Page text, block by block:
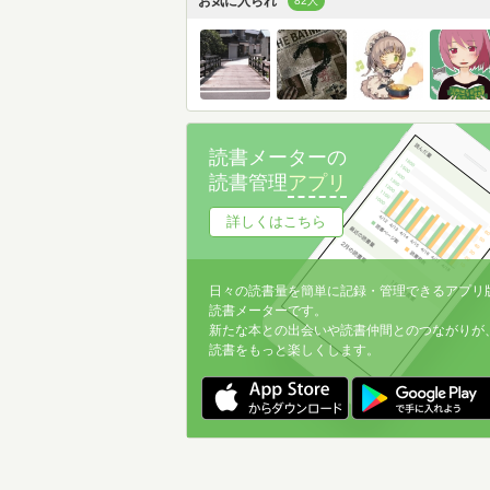
読書メーターの
読書管理アプリ
詳しくはこちら
日々の読書量を簡単に記録・管理できるアプリ
読書メーターです。
新たな本との出会いや読書仲間とのつながりが
読書をもっと楽しくします。